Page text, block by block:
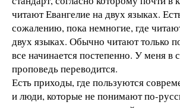
читают Евангелие на двух языках.
сожалению, пока немногие, где
двух языках. Обычно читают только
все начинается постепенно. У меня в
проповедь переводится.
Есть приходы, где пользуются
и люди, которые не понимают по-